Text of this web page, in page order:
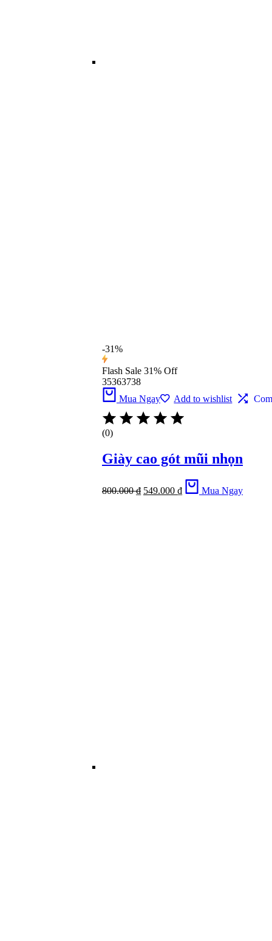
-31%
Flash Sale 31% Off
35363738
Mua Ngay
Add to wishlist
(0)
Giày cao gót mũi nhọn
800.000₫ 549.000 ₫ Mua Ngay